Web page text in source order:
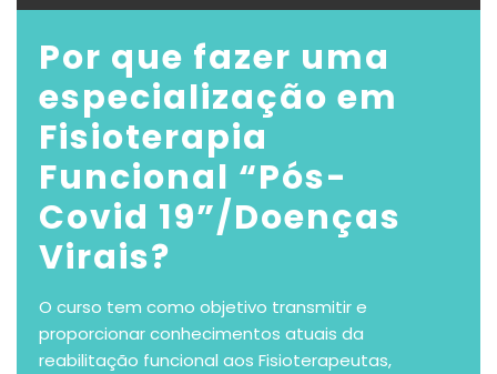
Por que fazer uma
especialização em
Fisioterapia
Funcional “Pós-
Covid 19”/Doenças
Virais?
O curso tem como objetivo transmitir e
proporcionar conhecimentos atuais da
reabilitação funcional aos Fisioterapeutas,